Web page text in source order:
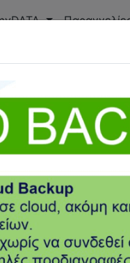
COVID19 E-MAIL
VIBER VOUCHER
ΠΑΡΑΜΕΤΡΩΝ
ΛΟΓΙΣΤΩΝ-
ΣΤΕΓΑΣΗΣ
ΕΡΓΑΝΗ
ΚΛΕΙΣΙΜΟ ΧΡΗΣΗΣ
ΟΔΗΓΟΣ ΜΑΖΙΚΗ